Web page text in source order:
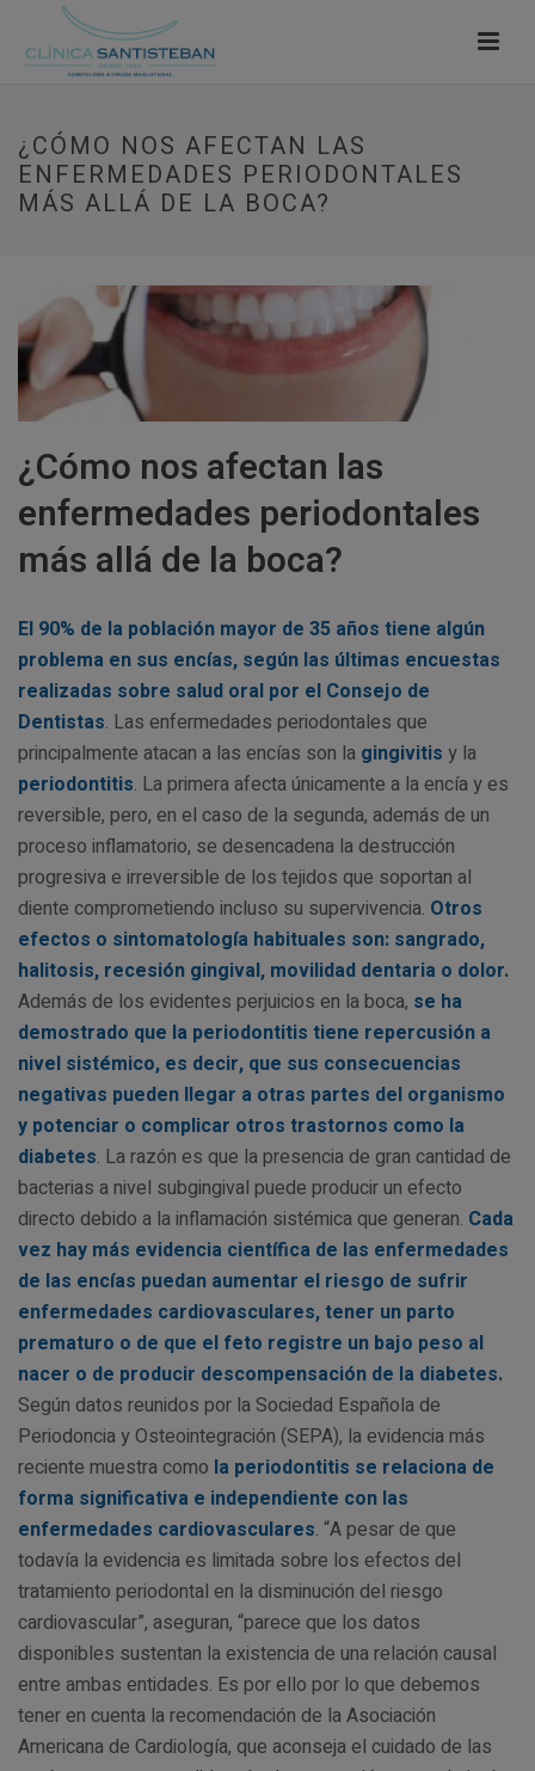
¿CÓMO NOS AFECTAN LAS
ENFERMEDADES PERIODONTALES
MÁS ALLÁ DE LA BOCA?
¿Cómo nos afectan las
enfermedades periodontales
más allá de la boca?
El 90% de la población mayor de 35 años tiene algún
problema en sus encías, según las últimas encuestas
realizadas sobre salud oral por el Consejo de
Dentistas. Las enfermedades periodontales que
principalmente atacan a las encías son la gingivitis y la
periodontitis. La primera afecta únicamente a la encía y es
reversible, pero, en el caso de la segunda, además de un
proceso inflamatorio, se desencadena la destrucción
progresiva e irreversible de los tejidos que soportan al
diente comprometiendo incluso su supervivencia. Otros
efectos o sintomatología habituales son: sangrado,
halitosis, recesión gingival, movilidad dentaria o dolor.
Además de los evidentes perjuicios en la boca, se ha
demostrado que la periodontitis tiene repercusión a
nivel sistémico, es decir, que sus consecuencias
negativas pueden llegar a otras partes del organismo
y potenciar o complicar otros trastornos como la
diabetes. La razón es que la presencia de gran cantidad de
bacterias a nivel subgingival puede producir un efecto
directo debido a la inflamación sistémica que generan. Cada
vez hay más evidencia científica de las enfermedades
de las encías puedan aumentar el riesgo de sufrir
enfermedades cardiovasculares, tener un parto
prematuro o de que el feto registre un bajo peso al
nacer o de producir descompensación de la diabetes.
Según datos reunidos por la Sociedad Española de
Periodoncia y Osteointegración (SEPA), la evidencia más
reciente muestra como la periodontitis se relaciona de
forma significativa e independiente con las
enfermedades cardiovasculares. “A pesar de que
todavía la evidencia es limitada sobre los efectos del
tratamiento periodontal en la disminución del riesgo
cardiovascular”, aseguran, “parece que los datos
disponibles sustentan la existencia de una relación causal
entre ambas entidades. Es por ello por lo que debemos
tener en cuenta la recomendación de la Asociación
Americana de Cardiología, que aconseja el cuidado de las